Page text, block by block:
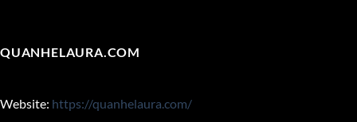
QUANHELAURA.COM
Website: https://quanhelaura.com/